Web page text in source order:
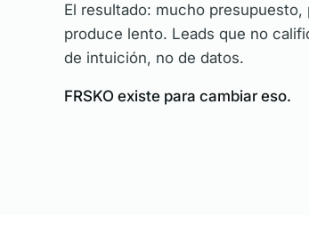
El resultado: mucho
produce lento. Leads que no
de intuición, no de datos.
FRSKO existe para cambiar eso.